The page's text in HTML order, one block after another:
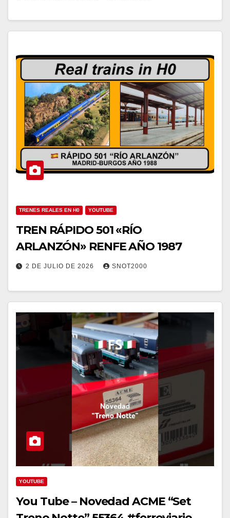
TRENES REALES EN H0 YOUTUBE
TREN RÁPIDO 501 «RÍO
ARLANZÓN» RENFE AÑO 1987
2 DE JULIO DE 2026 SNOT2000
YOUTUBE
You Tube – Novedad ACME “Set